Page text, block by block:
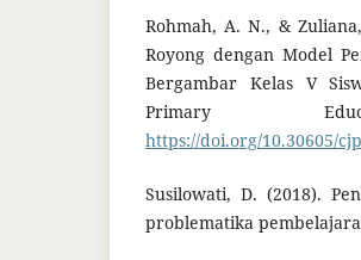
Rohmah, A. N., &
Royong dengan Model
Bergambar Kelas V
Primary
https://doi.org/10.30605/
Susilowati, D. (2018).
problematika